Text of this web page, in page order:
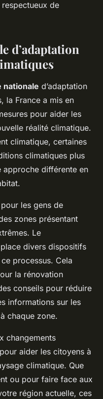
de
d’adaptation
nationale d’adaptation
la France a mis en
pour aider les
réalité climatique.
climatique, certaines
climatiques plus
approche différente en
les gens de
zones présentant
Le
divers dispositifs
processus. Cela
la rénovation
conseils pour réduire
informations sur les
chaque zone.
changements
aider les citoyens à
climatique. Que
ou pour faire face aux
région actuelle, ces